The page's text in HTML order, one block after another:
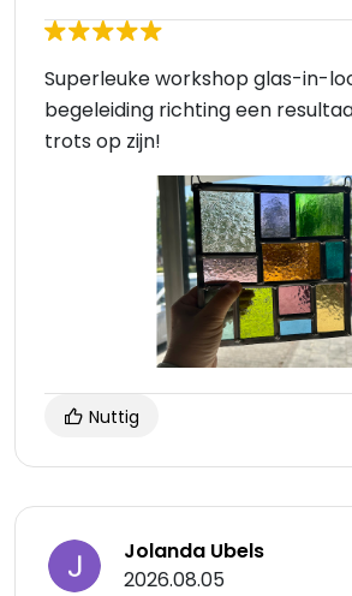
Superleuke workshop glas-in-
begeleiding richting een
trots op zijn!
Nuttig
Jolanda Ubels
2026.08.05